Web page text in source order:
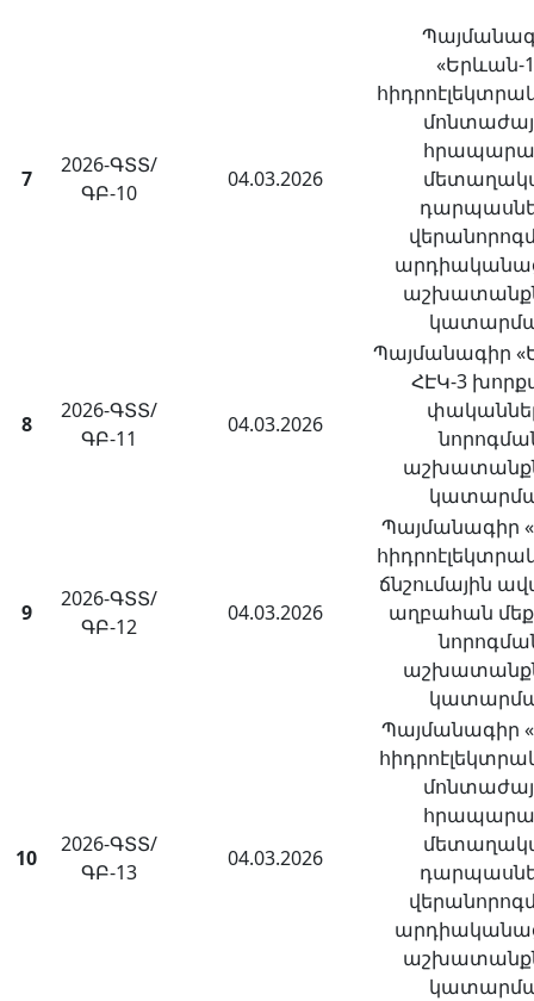
7
2026-ԳՏՏ/
ԳԲ-10
04.03.2026
«Երևան-
8
2026-ԳՏՏ/
ԳԲ-11
04.03.2026
Պայմանագիր
ՀԷԿ-3
9
2026-ԳՏՏ/
ԳԲ-12
04.03.2026
Պայմանագիր
ճնշումային
աղբահան
10
2026-ԳՏՏ/
ԳԲ-13
04.03.2026
Պայմանագիր